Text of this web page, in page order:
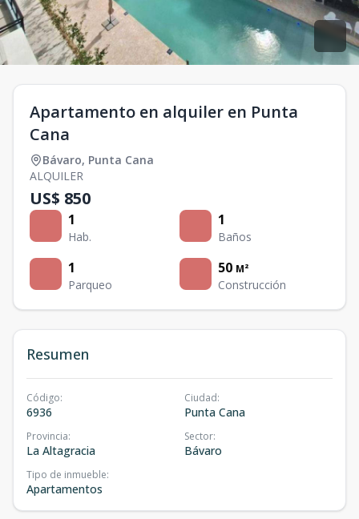
Apartamento en alquiler en Punta
Cana
Bávaro, Punta Cana
ALQUILER
US$ 850
1
Hab.
1
Baños
1
Parqueo
50 M²
Construcción
Resumen
Código:
6936
Ciudad:
Punta Cana
Provincia:
La Altagracia
Sector:
Bávaro
Tipo de inmueble:
Apartamentos